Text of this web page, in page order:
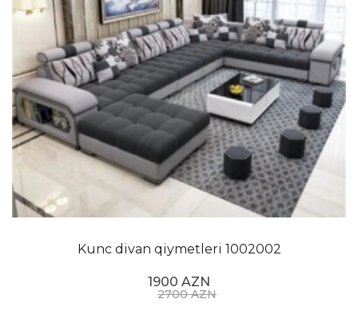
Kunc divan qiymetleri 1002002
1900 AZN
2700 AZN